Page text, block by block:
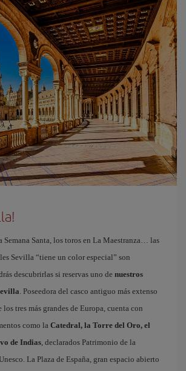
Semana Santa, los toros en La Maestranza… las
Sevilla “tiene un color especial” son
descubrirlas si reservas uno de nuestros
. Poseedora del casco antiguo más extenso
los tres más grandes de Europa, cuenta con
como la Catedral, la Torre del Oro, el
de Indias, declarados Patrimonio de la
La Plaza de España, gran espacio abierto